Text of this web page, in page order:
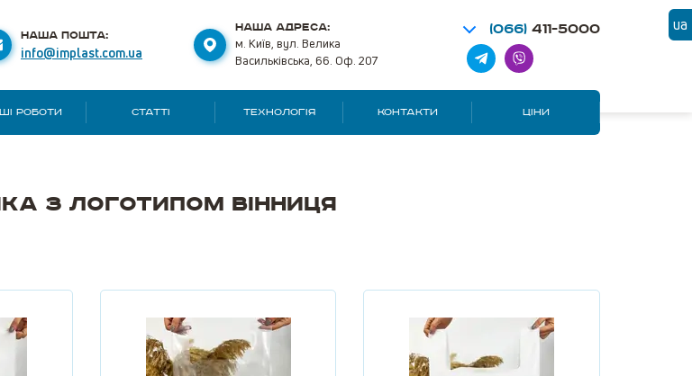
ua
НАША ПОШТА:
info@implast.com.ua
НАША АДРЕСА:
м. Київ, вул. Велика
Васильківська, 66. Оф. 207
(066) 411-5000
РОБОТИ СТАТТІ ТЕХНОЛОГІЯ КОНТАКТИ ЦІНИ
з логотипом Вінниця